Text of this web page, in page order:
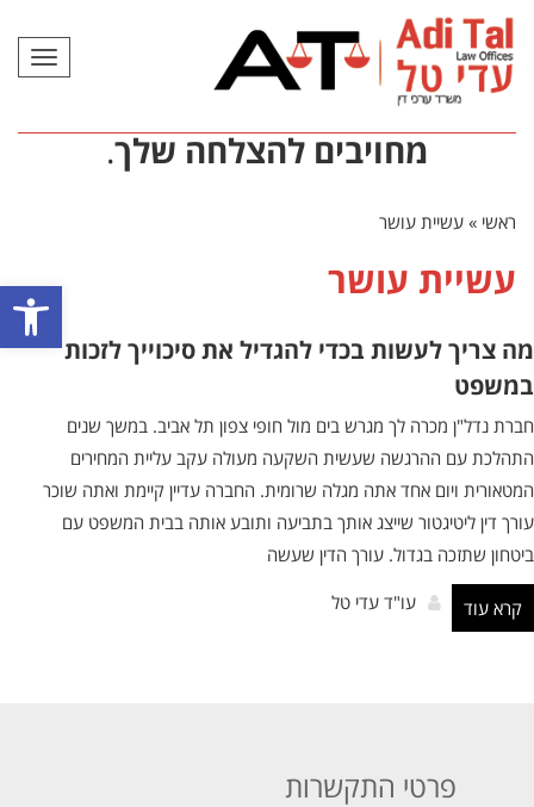
פתח
מחויבים להצלחה שלך.
ראשי » עשיית עושר
עשיית עושר
מה צריך לעשות בכדי להגדיל את סיכוייך לזכות
במשפט
חברת נדל"ן מכרה לך מגרש בים מול חופי צפון תל אביב. במשך שנים
התהלכת עם ההרגשה שעשית השקעה מעולה עקב עליית המחירים
המטאורית ויום אחד אתה מגלה שרומית. החברה עדיין קיימת ואתה שוכר
עורך דין ליטיגטור שייצג אותך בתביעה ותובע אותה בבית המשפט עם
ביטחון שתזכה בגדול. עורך הדין שעשה
עו"ד עדי טל
קרא עוד
פרטי התקשרות